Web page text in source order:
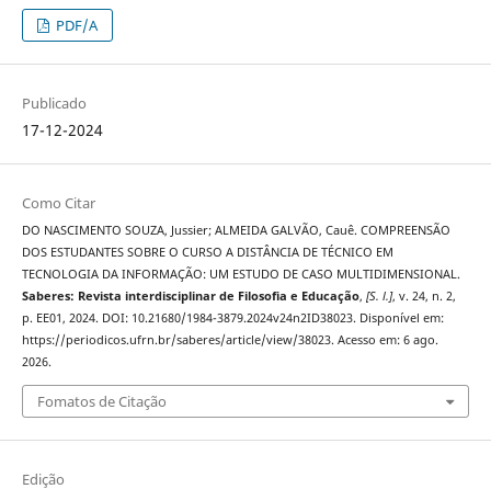
PDF/A
Publicado
17-12-2024
Como Citar
DO NASCIMENTO SOUZA, Jussier; ALMEIDA GALVÃO, Cauê. COMPREENSÃO
DOS ESTUDANTES SOBRE O CURSO A DISTÂNCIA DE TÉCNICO EM
TECNOLOGIA DA INFORMAÇÃO: UM ESTUDO DE CASO MULTIDIMENSIONAL.
Saberes: Revista interdisciplinar de Filosofia e Educação, [S. l.], v. 24, n. 2,
p. EE01, 2024. DOI: 10.21680/1984-3879.2024v24n2ID38023. Disponível em:
https://periodicos.ufrn.br/saberes/article/view/38023. Acesso em: 6 ago.
2026.
Fomatos de Citação
Edição